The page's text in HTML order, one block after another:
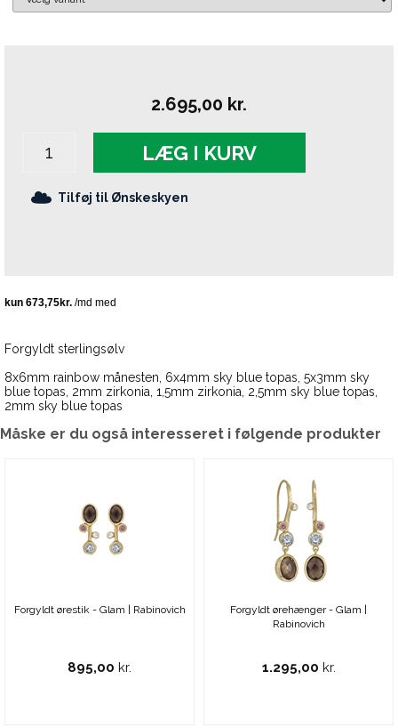
2.695,00 kr.
LÆG I KURV
Tilføj til Ønskeskyen
Forgyldt sterlingsølv
8x6mm rainbow månesten, 6x4mm sky blue topas, 5x3mm sky
blue topas, 2mm zirkonia, 1,5mm zirkonia, 2,5mm sky blue topas,
2mm sky blue topas
Måske er du også interesseret i følgende produkter
Forgyldt ørestik - Glam | Rabinovich
895,00 kr.
Forgyldt ørehænger - Glam |
Rabinovich
1.295,00 kr.